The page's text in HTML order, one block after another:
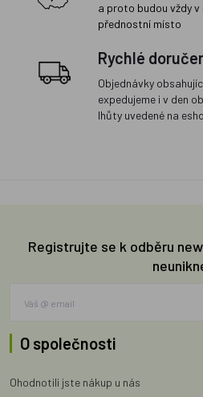
a proto budou vždy
přednostní místo
Rychlé
Objednávky
expedujeme i v den
lhůty uvedené na
Registrujte se k odběru
O společnosti
Ohodnotili jste nákup u nás